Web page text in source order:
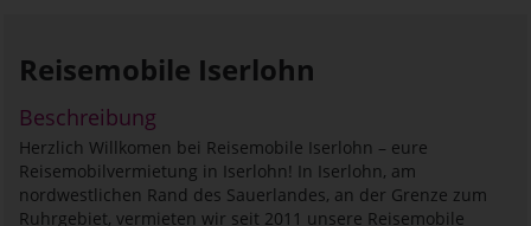
Reisemobile Iserlohn
Beschreibung
Herzlich Willkomen bei Reisemobile Iserlohn – eure
Reisemobilvermietung in Iserlohn! In Iserlohn, am
nordwestlichen Rand des Sauerlandes, an der Grenze zum
Ruhrgebiet, vermieten wir seit 2011 unsere Reisemobile